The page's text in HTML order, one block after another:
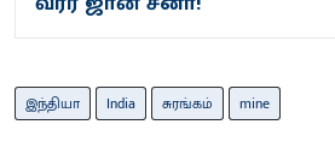
இந்தியா India சுரங்கம் mine